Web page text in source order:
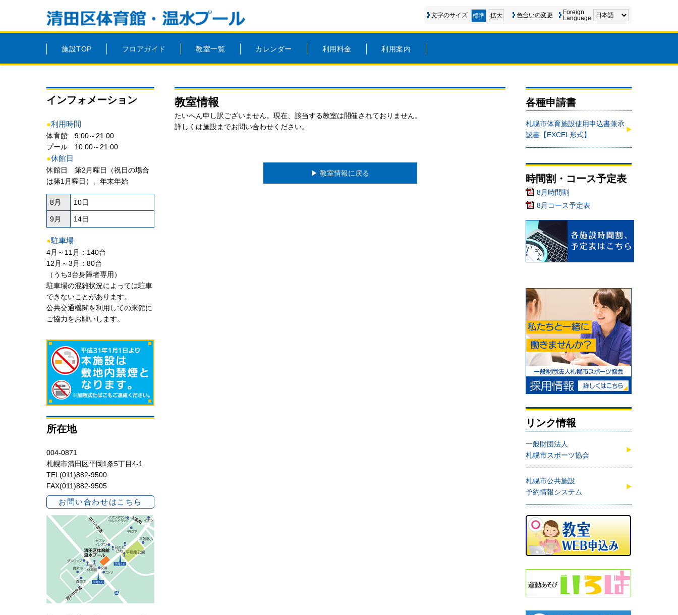
文字のサイズ 標準 拡大 色合いの変更
Foreign
Language
施設TOP フロアガイド 教室一覧 カレンダー 利用料金 利用案内
インフォメーション
●利用時間
体育館 9:00～21:00
プール 10:00～21:00
●休館日
休館日 第2月曜日（祝日の場合
は第1月曜日）、年末年始
8月 10日
9月 14日
●駐車場
4月～11月：140台
12月～3月：80台
（うち3台身障者専用）
駐車場の混雑状況によっては駐車
できないことがあります。
公共交通機関を利用しての来館に
ご協力をお願いします。
所在地
004-0871
札幌市清田区平岡1条5丁目4-1
TEL(011)882-9500
FAX(011)882-9505
お問い合わせはこちら
教室情報
たいへん申し訳ございません。現在、該当する教室は開催されておりません。
詳しくは施設までお問い合わせください。
▶︎ 教室情報に戻る
各種申請書
札幌市体育施設使用申込書兼承
認書【EXCEL形式】
時間割・コース予定表
8月時間割
8月コース予定表
リンク情報
一般財団法人
札幌市スポーツ協会
札幌市公共施設
予約情報システム